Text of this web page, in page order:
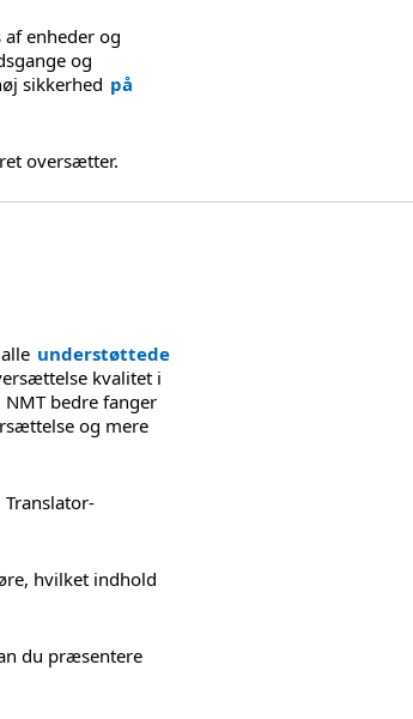
enheder og
og
sikkerhed på
oversætter.
understøttede
kvalitet i
bedre fanger
og mere
hvilket indhold
du præsentere